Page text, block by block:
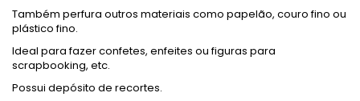
Também perfura outros materiais como papelão, couro fino ou
plástico fino.
Ideal para fazer confetes, enfeites ou figuras para
scrapbooking, etc.
Possui depósito de recortes.